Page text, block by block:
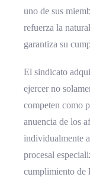
uno de sus
refuerza la
garantiza su
El sindicato
ejercer no
competen como
anuencia de los
individualmente
procesal
cumplimiento de